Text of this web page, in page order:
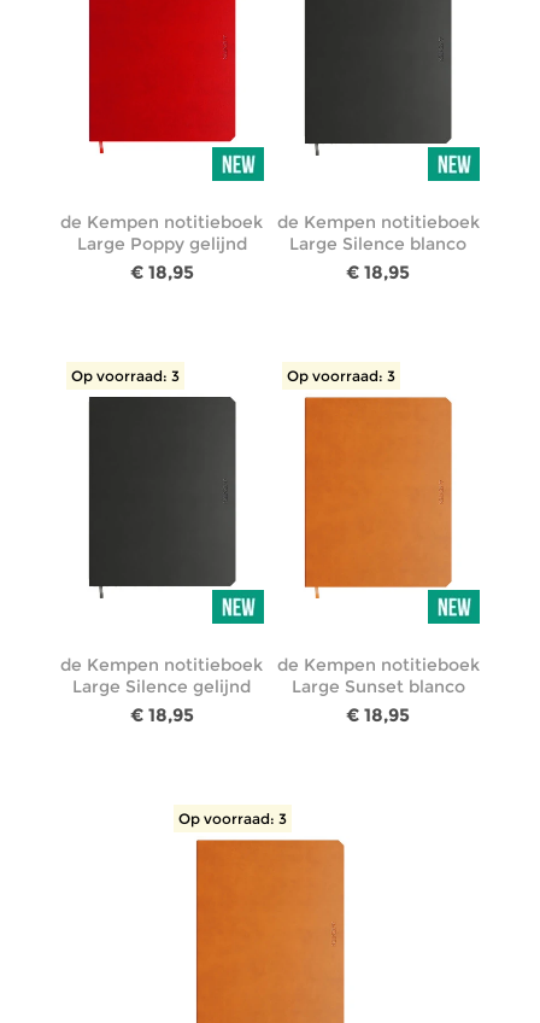
de Kempen notitieboek
Large Poppy gelijnd
€ 18,95
de Kempen notitieboek
Large Silence blanco
€ 18,95
Op voorraad: 3
de Kempen notitieboek
Large Silence gelijnd
€ 18,95
Op voorraad: 3
de Kempen notitieboek
Large Sunset blanco
€ 18,95
Op voorraad: 3